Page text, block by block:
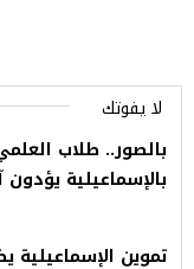
لا يفوتك
بالصور.. طلاب العلمي
بالإسماعيلية يؤدون